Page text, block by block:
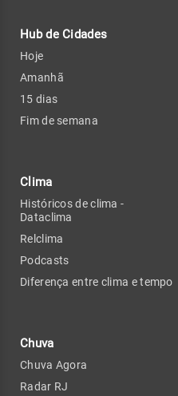
Hub de Cidades
Hoje
Amanhã
15 dias
Fim de semana
Clima
Históricos de clima -
Dataclima
Relclima
Podcasts
Diferença entre clima e tempo
Chuva
Chuva Agora
Radar RJ